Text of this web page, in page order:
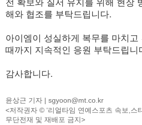
전 확보와 질서 유지를 위해 현장
해와 협조를 부탁드립니다.
아이엠이 성실하게 복무를 마치고
때까지 지속적인 응원 부탁드립니
감사합니다.
윤상근 기자 |sgyoon@mt.co.kr
<저작권자 © ‘리얼타임 연예스포츠 속보,스
무단전재 및 재배포 금지>